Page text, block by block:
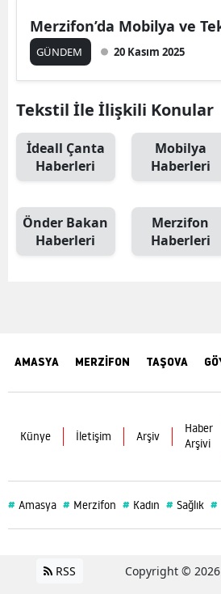
Merzifon’da Mobilya ve
GÜNDEM 20 Kasım 2025
Tekstil İle İlişkili Konular
İdeall Çanta
Haberleri
Mobilya
Haberleri
Önder Bakan
Haberleri
Merzifon
Haberleri
AMASYA MERZİFON TAŞOVA
Künye İletişim Arşiv
Haber
Arşivi
# Amasya # Merzifon # Kadın # Sağlık #
RSS Copyright © 2026